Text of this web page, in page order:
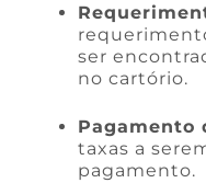
ser
no cartório.
Pagamento
taxas a
pagamento.